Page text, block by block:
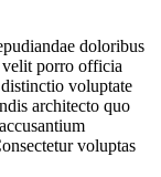
doloribus
velit porro officia
voluptate
architecto quo
voluptas